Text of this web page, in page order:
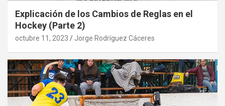
Explicación de los Cambios de Reglas en el
Hockey (Parte 2)
octubre 11, 2023 Jorge Rodríguez Cáceres